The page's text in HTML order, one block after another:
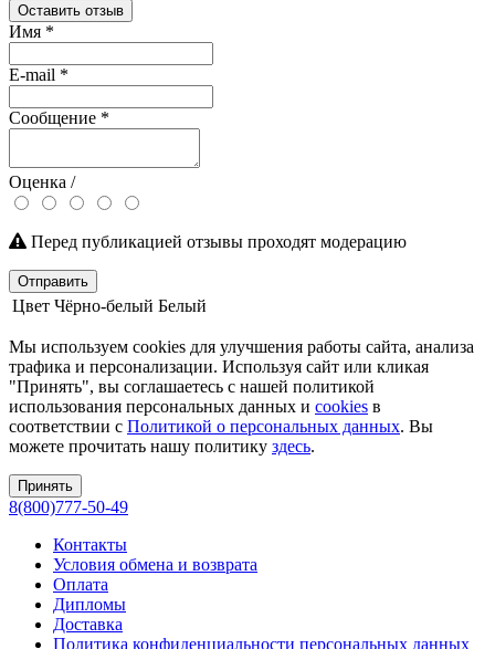
Оставить отзыв
Имя *
E-mail *
Сообщение *
Оценка /
Перед публикацией отзывы проходят модерацию
Отправить
Цвет Чёрно-белый Белый
Мы используем cookies для улучшения работы сайта, анализа
трафика и персонализации. Используя сайт или кликая
"Принять", вы соглашаетесь с нашей политикой
использования персональных данных и cookies в
соответствии с Политикой о персональных данных. Вы
можете прочитать нашу политику здесь.
Принять
8(800)777-50-49
Контакты
Условия обмена и возврата
Оплата
Дипломы
Доставка
Политика конфиденциальности персональных данных